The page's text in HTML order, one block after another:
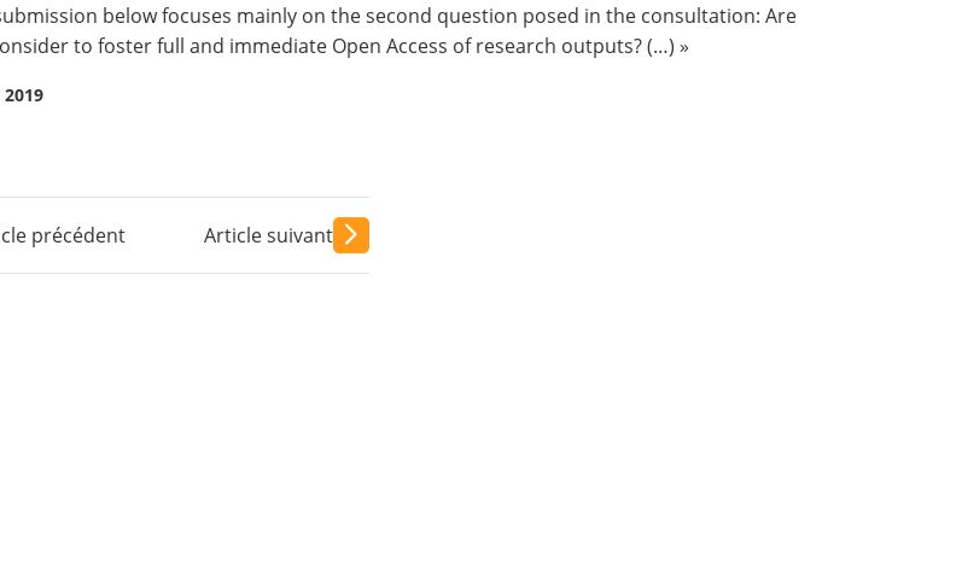
below focuses mainly on the second question posed in the consultation: Are
to foster full and immediate Open Access of research outputs? (…) »
précédent Article suivant